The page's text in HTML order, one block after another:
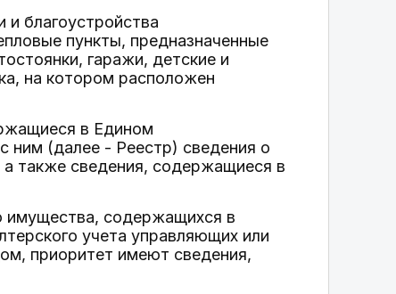
благоустройства
пункты, предназначенные
гаражи, детские и
на котором расположен
в Едином
ним (далее - Реестр) сведения о
также сведения, содержащиеся в
имущества, содержащихся в
учета управляющих или
приоритет имеют сведения,